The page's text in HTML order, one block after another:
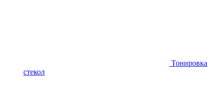
Тонировка
стекол